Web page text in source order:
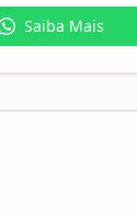
Saiba Mais